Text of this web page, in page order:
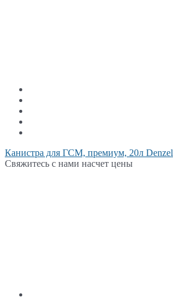
Канистра для ГСМ, премиум, 20л Denzel
Свяжитесь с нами насчет цены